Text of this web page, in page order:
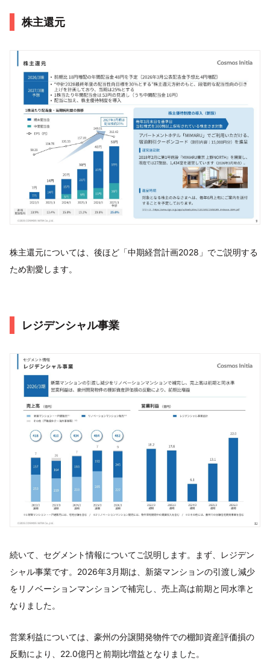
株主還元
株主還元については、後ほど「中期経営計画2028」でご説明する
ため割愛します。
レジデンシャル事業
続いて、セグメント情報についてご説明します。まず、レジデン
シャル事業です。2026年3月期は、新築マンションの引渡し減少
をリノベーションマンションで補完し、売上高は前期と同水準と
なりました。
営業利益については、豪州の分譲開発物件での棚卸資産評価損の
反動により、22.0億円と前期比増益となりました。